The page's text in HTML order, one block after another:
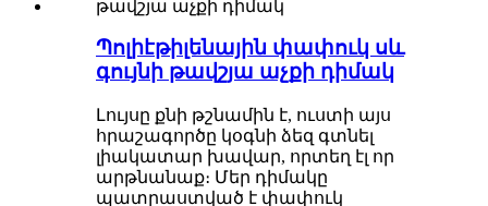
Պոլիէթիլենային փափուկ սև
գույնի թավշյա աչքի դիմակ
Լույսը քնի թշնամին է, ուստի այս
հրաշագործը կօգնի ձեզ գտնել
լիակատար խավար, որտեղ էլ որ
արթնանաք։ Մեր դիմակը
պատրաստված է փափուկ